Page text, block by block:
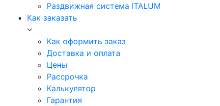
Раздвижная система ITALUM
Как заказать
Как оформить заказ
Доставка и оплата
Цены
Рассрочка
Калькулятор
Гарантия